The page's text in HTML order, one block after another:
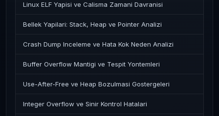
Linux ELF Yapisi ve Calisma Zamani Davranisi
Bellek Yapilari: Stack, Heap ve Pointer Analizi
Crash Dump Inceleme ve Hata Kok Neden Analizi
Buffer Overflow Mantigi ve Tespit Yontemleri
Use-After-Free ve Heap Bozulmasi Gostergeleri
Integer Overflow ve Sinir Kontrol Hatalari